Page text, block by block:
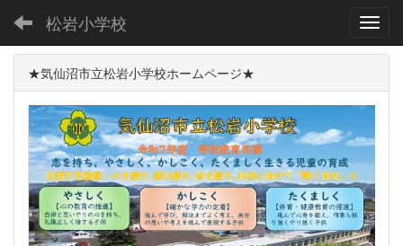
松岩小学校
★気仙沼市立松岩小学校ホームページ★